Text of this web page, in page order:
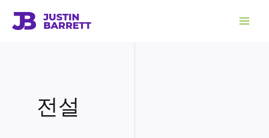
전설